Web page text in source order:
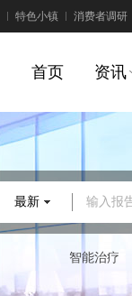
特色小镇 消费者调研
首页 资讯
输入报
最新
智能治疗